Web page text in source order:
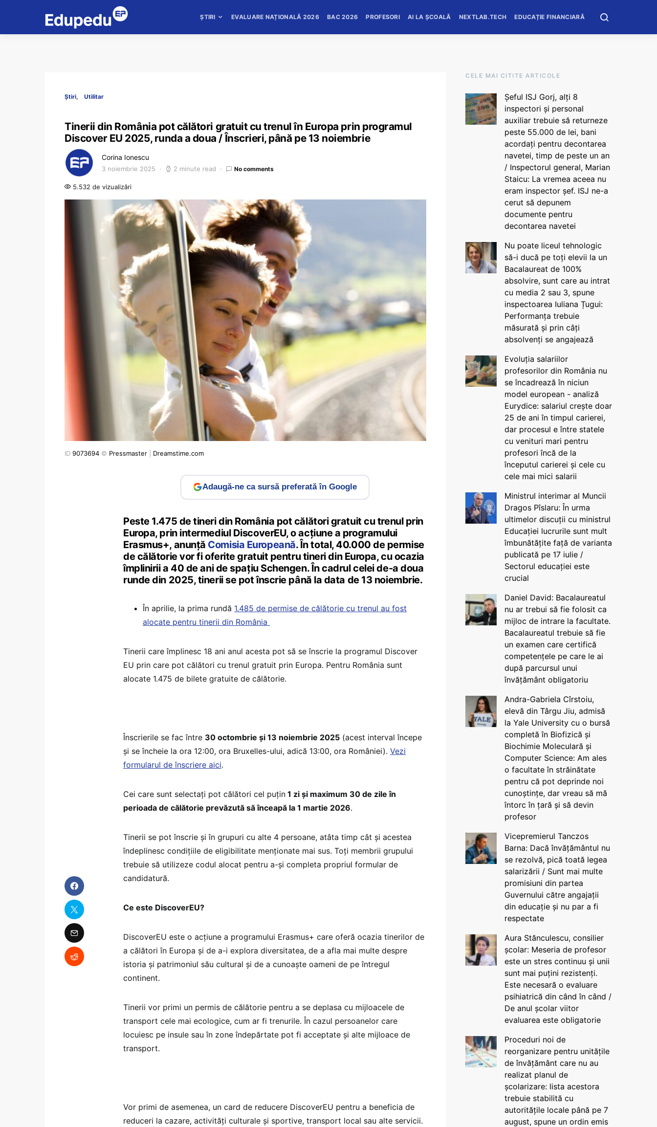
ȘTIRI EVALUARE NAȚIONALĂ 2026 BAC 2026 PROFESORI AI LA ȘCOALĂ NEXTLAB.TECH EDUCAȚIE FINANCIARĂ
Știri Utilitar
Tinerii din România pot călători gratuit cu trenul în Europa prin programul
Discover EU 2025, runda a doua / Înscrieri, până pe 13 noiembrie
Corina Ionescu
3 noiembrie 2025 2 minute read No comments
5.532 de vizualizări
ID 9073694 © Pressmaster Dreamstime.com
Adaugă-ne ca sursă preferată în Google
Peste 1.475 de tineri din România pot călători gratuit cu trenul prin
Europa, prin intermediul DiscoverEU, o acțiune a programului
Erasmus+, anunță Comisia Europeană. În total, 40.000 de permise
de călătorie vor fi oferite gratuit pentru tineri din Europa, cu ocazia
împlinirii a 40 de ani de spațiu Schengen. În cadrul celei de-a doua
runde din 2025, tinerii se pot înscrie până la data de 13 noiembrie.
În aprilie, la prima rundă 1.485 de permise de călătorie cu trenul au fost
alocate pentru tinerii din România
Tinerii care împlinesc 18 ani anul acesta pot să se înscrie la programul Discover
EU prin care pot călători cu trenul gratuit prin Europa. Pentru România sunt
alocate 1.475 de bilete gratuite de călătorie.
Înscrierile se fac între 30 octombrie și 13 noiembrie 2025 (acest interval începe
și se încheie la ora 12:00, ora Bruxelles-ului, adică 13:00, ora României). Vezi
formularul de înscriere aici.
Cei care sunt selectați pot călători cel puțin 1 zi și maximum 30 de zile în
perioada de călătorie prevăzută să înceapă la 1 martie 2026.
Tinerii se pot înscrie și în grupuri cu alte 4 persoane, atâta timp cât și acestea
îndeplinesc condițiile de eligibilitate menționate mai sus. Toți membrii grupului
trebuie să utilizeze codul alocat pentru a-și completa propriul formular de
candidatură.
Ce este DiscoverEU?
DiscoverEU este o acțiune a programului Erasmus+ care oferă ocazia tinerilor de
a călători în Europa și de a-i explora diversitatea, de a afla mai multe despre
istoria și patrimoniul său cultural și de a cunoaște oameni de pe întregul
continent.
Tinerii vor primi un permis de călătorie pentru a se deplasa cu mijloacele de
transport cele mai ecologice, cum ar fi trenurile. În cazul persoanelor care
locuiesc pe insule sau în zone îndepărtate pot fi acceptate și alte mijloace de
transport.
Vor primi de asemenea, un card de reducere DiscoverEU pentru a beneficia de
reduceri la cazare, activități culturale și sportive, transport local sau alte servicii.
CELE MAI CITITE ARTICOLE
Șeful ISJ Gorj, alți 8
inspectori și personal
auxiliar trebuie să returneze
peste 55.000 de lei, bani
acordați pentru decontarea
navetei, timp de peste un an
/ Inspectorul general, Marian
Staicu: La vremea aceea nu
eram inspector șef. ISJ ne-a
cerut să depunem
documente pentru
decontarea navetei
Nu poate liceul tehnologic
să-i ducă pe toți elevii la un
Bacalaureat de 100%
absolvire, sunt care au intrat
cu media 2 sau 3, spune
inspectoarea Iuliana Țugui:
Performanța trebuie
măsurată și prin câți
absolvenți se angajează
Evoluția salariilor
profesorilor din România nu
se încadrează în niciun
model european - analiză
Eurydice: salariul crește doar
25 de ani în timpul carierei,
dar procesul e între statele
cu venituri mari pentru
profesori încă de la
începutul carierei și cele cu
cele mai mici salarii
Ministrul interimar al Muncii
Dragos Pîslaru: În urma
ultimelor discuții cu ministrul
Educației lucrurile sunt mult
îmbunătățite față de varianta
publicată pe 17 iulie /
Sectorul educației este
crucial
Daniel David: Bacalaureatul
nu ar trebui să fie folosit ca
mijloc de intrare la facultate.
Bacalaureatul trebuie să fie
un examen care certifică
competențele pe care le ai
după parcursul unui
învățământ obligatoriu
Andra-Gabriela Cîrstoiu,
elevă din Târgu Jiu, admisă
la Yale University cu o bursă
completă în Biofizică și
Biochimie Moleculară și
Computer Science: Am ales
o facultate în străinătate
pentru că pot deprinde noi
cunoștințe, dar vreau să mă
întorc în țară și să devin
profesor
Vicepremierul Tanczos
Barna: Dacă învățământul nu
se rezolvă, pică toată legea
salarizării / Sunt mai multe
promisiuni din partea
Guvernului către angajații
din educație și nu par a fi
respectate
Aura Stănculescu, consilier
școlar: Meseria de profesor
este un stres continuu și unii
sunt mai puțini rezistenți.
Este necesară o evaluare
psihiatrică din când în când /
De anul școlar viitor
evaluarea este obligatorie
Proceduri noi de
reorganizare pentru unitățile
de învățământ care nu au
realizat planul de
școlarizare: lista acestora
trebuie stabilită cu
autoritățile locale până pe 7
august, spune un ordin emis